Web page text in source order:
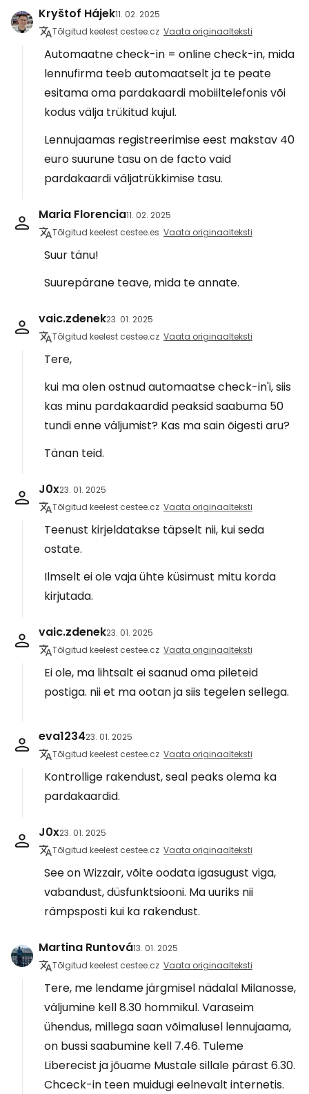
Kryštof Hájek11. 02. 2025
Tõlgitud keelest cestee.cz Vaata originaalteksti
Automaatne check-in = online check-in, mida
lennufirma teeb automaatselt ja te peate
esitama oma pardakaardi mobiiltelefonis või
kodus välja trükitud kujul.
Lennujaamas registreerimise eest makstav 40
euro suurune tasu on de facto vaid
pardakaardi väljatrükkimise tasu.
Maria Florencia11. 02. 2025
Tõlgitud keelest cestee.es Vaata originaalteksti
Suur tänu!
Suurepärane teave, mida te annate.
vaic.zdenek23. 01. 2025
Tõlgitud keelest cestee.cz Vaata originaalteksti
Tere,
kui ma olen ostnud automaatse check-in'i, siis
kas minu pardakaardid peaksid saabuma 50
tundi enne väljumist? Kas ma sain õigesti aru?
Tänan teid.
J0x23. 01. 2025
Tõlgitud keelest cestee.cz Vaata originaalteksti
Teenust kirjeldatakse täpselt nii, kui seda
ostate.
Ilmselt ei ole vaja ühte küsimust mitu korda
kirjutada.
vaic.zdenek23. 01. 2025
Tõlgitud keelest cestee.cz Vaata originaalteksti
Ei ole, ma lihtsalt ei saanud oma pileteid
postiga. nii et ma ootan ja siis tegelen sellega.
eva123423. 01. 2025
Tõlgitud keelest cestee.cz Vaata originaalteksti
Kontrollige rakendust, seal peaks olema ka
pardakaardid.
J0x23. 01. 2025
Tõlgitud keelest cestee.cz Vaata originaalteksti
See on Wizzair, võite oodata igasugust viga,
vabandust, düsfunktsiooni. Ma uuriks nii
rämpsposti kui ka rakendust.
Martina Runtová13. 01. 2025
Tõlgitud keelest cestee.cz Vaata originaalteksti
Tere, me lendame järgmisel nädalal Milanosse,
väljumine kell 8.30 hommikul. Varaseim
ühendus, millega saan võimalusel lennujaama,
on bussi saabumine kell 7.46. Tuleme
Liberecist ja jõuame Mustale sillale pärast 6.30.
Chceck-in teen muidugi eelnevalt internetis.